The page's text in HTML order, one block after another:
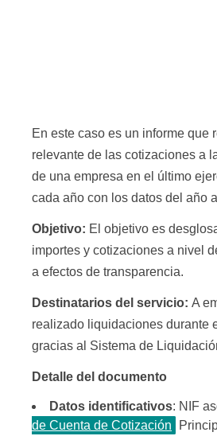
En este caso es un informe que
relevante de las cotizaciones a
de una empresa en el último
cada año con los datos del año
Objetivo: El objetivo es
importes y cotizaciones a nivel
a efectos de transparencia.
Destinatarios del servicio: A
realizado liquidaciones durante
gracias al Sistema de
Detalle del documento
Datos identificativos: NIF
de Cuenta de Cotización